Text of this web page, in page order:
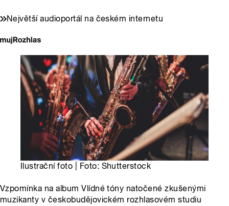
Největší audioportál na českém internetu
Ilustrační foto | Foto: Shutterstock
Vzpomínka na album Vlídné tóny natočené zkušenými
muzikanty v českobudějovickém rozhlasovém studiu